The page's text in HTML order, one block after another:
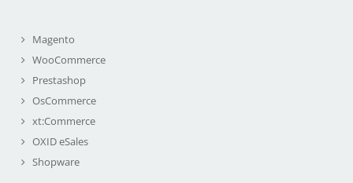
Magento
WooCommerce
Prestashop
OsCommerce
xt:Commerce
OXID eSales
Shopware